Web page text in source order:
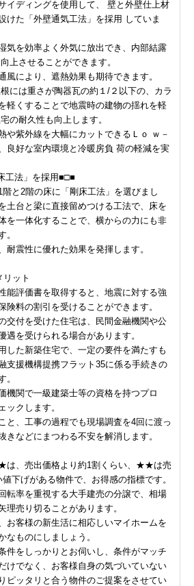
イディングを使用して、 壁と外壁仕上材
けた「外壁通気工法」を採用 していま
気を効率よく外気に放出でき、内部結露
上させることができます。
風により、遮熱効果も期待できます。
には重さが陶器瓦の約１/２以下の、カラ
軽くすることで地震時の建物の揺れを軽
の耐久性も向上します。
や紫外線を大幅にカットできるＬｏ ｗ－
良好な室内環境と冷暖房負 荷の軽減を実
工法」を採用■□■
と2階の床に「剛床工法」を選びまし
土台と梁に直接留めつける工法で、床を
を一体化することで、横からの力にも非
。
耐震性に優れた効果を発揮します。
ット
能評価書を取得すると、地震に対する強
険料の割引を受けることができます。
交付を受けた住宅は、民間金融機関や公
遇を受けられる場合があります。
した新築住宅で、一定の要件を満たすも
支援機構提携フラット35に係る手続きの
。
機関で一級建築士等の資格を持つプロ
ックします。
と、工事の過程でも現場調査を4回に渡っ
きなどにまつわる不安を解消します。
★は、売出価格より約1割くらい、★★は売
下げがある物件で、お得感の指標です。
転率を重視する大手建売の分譲で、相場
理売り切ることがあります。
お客様の新生活に相応しいマイホームを
なものにしましょう。
件をしっかりとお伺いし、条件がマッチ
けでなく、お客様自身の気づいていない
ピッタリと合う物件のご提案をさせてい